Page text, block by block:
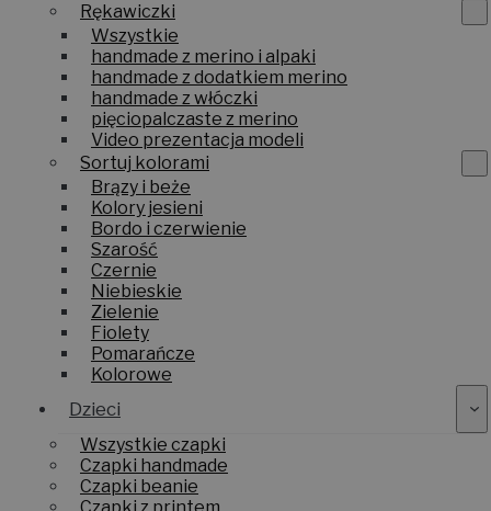
Rękawiczki
Wszystkie
handmade z merino i alpaki
handmade z dodatkiem merino
handmade z włóczki
pięciopalczaste z merino
Video prezentacja modeli
Sortuj kolorami
Brązy i beże
Kolory jesieni
Bordo i czerwienie
Szarość
Czernie
Niebieskie
Zielenie
Fiolety
Pomarańcze
Kolorowe
Dzieci
Wszystkie czapki
Czapki handmade
Czapki beanie